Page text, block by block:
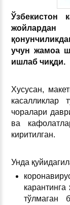
Ўзбекистон
учун жамоа
ишлаб чиқди.
Хусусан,
касалликлар
чоралари
ва
киритилган.
Унда
тўлмаган